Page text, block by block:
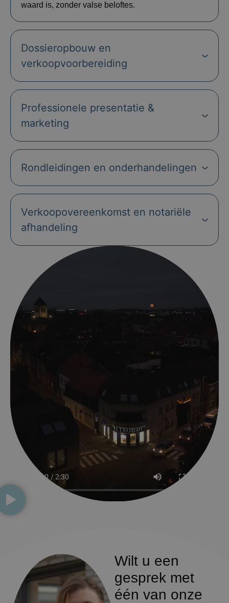
waard is, zonder valse beloftes.
Dossieropbouw en
verkoopvoorbereiding
Professionele presentatie &
marketing
Rondleidingen en onderhandelingen
Verkoopovereenkomst en notariële
afhandeling
Wilt u een
gesprek met
één van onze